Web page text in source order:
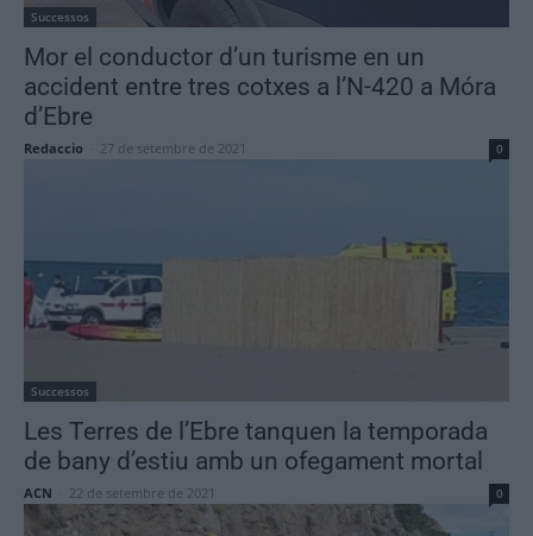
Successos
Mor el conductor d’un turisme en un
accident entre tres cotxes a l’N-420 a Móra
d’Ebre
Redaccio 27 de setembre de 2021 0
Successos
Les Terres de l’Ebre tanquen la temporada
de bany d’estiu amb un ofegament mortal
ACN 22 de setembre de 2021 0